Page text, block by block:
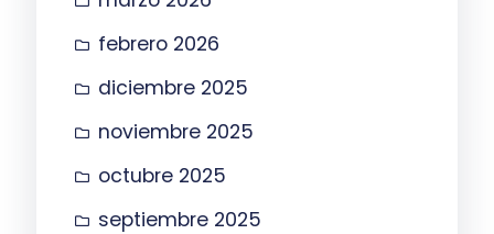
febrero 2026
diciembre 2025
noviembre 2025
octubre 2025
septiembre 2025